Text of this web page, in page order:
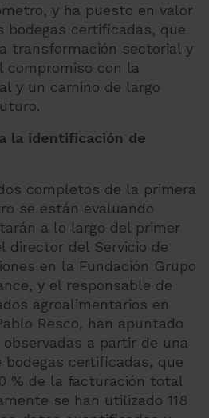
y ha puesto en valor
bodegas certificadas, que
transformación sectorial y
compromiso con la
y un camino de largo
la identificación de
completos de la primera
se están evaluando
a lo largo del primer
director del Servicio de
en la Fundación Grupo
y el responsable de
agroalimentarios en
Resco, han apuntado
a partir de una
certificadas, que
% de la facturación total
se han utilizado 118